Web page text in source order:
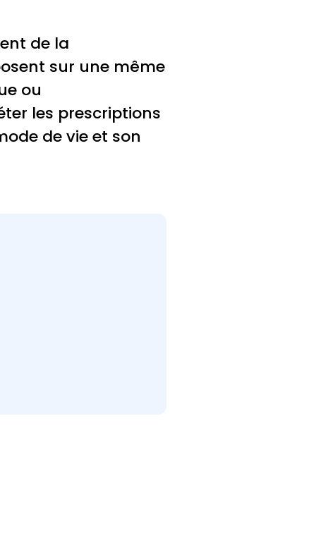
de la
sur une même
ou
les prescriptions
de vie et son